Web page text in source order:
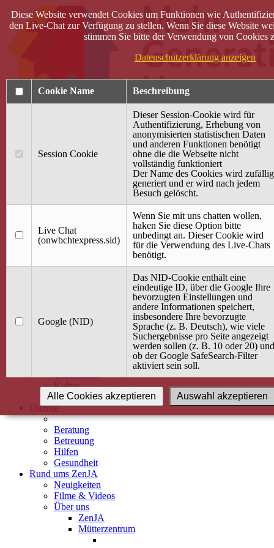
40 Jahre Mütterzentrum
Terminkalender
Gemeinsam aktiv
Gemeinsam unterwegs
wirFAIRändern
Angebot / Kurs suchen
Babybauch & Elternschaft
Gesundheit
Kultur
Alle Kurse
Dienste
Beratung
Betreuung
Hilfen
Gesundheit
Rund ums ZenJA
Neuigkeiten
Filme & Videos
Über uns
ZenJA
Mütterzentrum
Diese Website verwendet Cookies um Funktionen wie
den Live-Chat zur Verfügung zu stellen. Wenn Sie diese Website
stimmen Sie bitte der Verwendung von Cookies
Datenschutzerklärung anzeigen
Cookie Name Beschreibung
Session Cookie
Dieser Session-Cookie wird für
Authentifizierung, Erhebung von
anonymisierten statistischen Daten
und anderen Funktionen benötigt
ohne die die Webseite nicht
vollständig funktioniert
Der Name des Cookies wird zufällig
generiert und er wird nach jedem
Besuch gelöscht.
Live Chat
(onwbchtexpress.sid)
Wenn Sie mit uns chatten wollen,
haken Sie diese Option bitte
unbedingt an. Dieser Cookie wird
für die Verwendung des Live-Chats
benötigt.
Google (NID)
Das NID-Cookie enthält eine
eindeutige ID, über die Google Ihre
bevorzugten Einstellungen und
andere Informationen speichert,
insbesondere Ihre bevorzugte
Sprache (z. B. Deutsch), wie viele
Suchergebnisse pro Seite angezeigt
werden sollen (z. B. 10 oder 20) und
ob der Google SafeSearch-Filter
aktiviert sein soll.
Auswahl akzeptieren
Alle Cookies akzeptieren